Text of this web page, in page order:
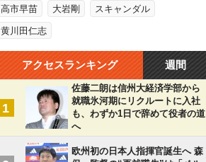
高市早苗 大岩剛 スキャンダル
黄川田仁志
アクセスランキング 週間
1
佐藤二朗は信州大経済学部から
就職氷河期にリクルートに入社
も、わずか1日で辞めて役者の道
へ
欧州初の日本人指揮官誕生へ 森